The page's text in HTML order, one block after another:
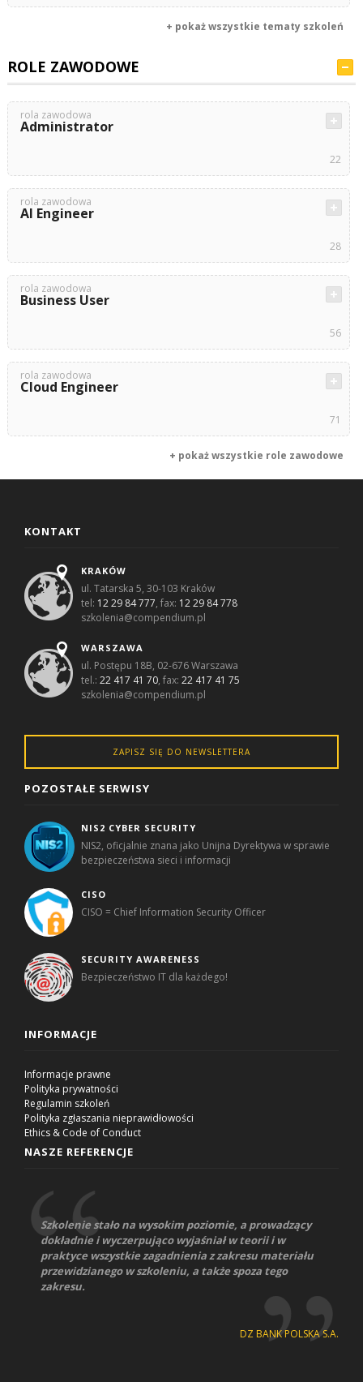
+ pokaż wszystkie tematy szkoleń
ROLE ZAWODOWE
rola zawodowa
Administrator
22
rola zawodowa
AI Engineer
28
rola zawodowa
Business User
56
rola zawodowa
Cloud Engineer
71
+ pokaż wszystkie role zawodowe
KONTAKT
KRAKÓW
ul. Tatarska 5, 30-103 Kraków
tel: 12 29 84 777, fax: 12 29 84 778
szkolenia@compendium.pl
WARSZAWA
ul. Postępu 18B, 02-676 Warszawa
tel.:22 417 41 70, fax:22 417 41 75
szkolenia@compendium.pl
ZAPISZ SIĘ DO NEWSLETTERA
POZOSTAŁE SERWISY
NIS2 CYBER SECURITY
NIS2, oficjalnie znana jako Unijna Dyrektywa w sprawie
bezpieczeństwa sieci i informacji
CISO
CISO = Chief Information Security Officer
SECURITY AWARENESS
Bezpieczeństwo IT dla każdego!
INFORMACJE
Informacje prawne
Polityka prywatności
Regulamin szkoleń
Polityka zgłaszania nieprawidłowości
Ethics & Code of Conduct
NASZE REFERENCJE
Szkolenie stało na wysokim poziomie, a prowadzący
dokładnie i wyczerpująco wyjaśniał w teorii i w
praktyce wszystkie zagadnienia z zakresu materiału
przewidzianego w szkoleniu, a także spoza tego
zakresu.
DZ BANK POLSKA S.A.